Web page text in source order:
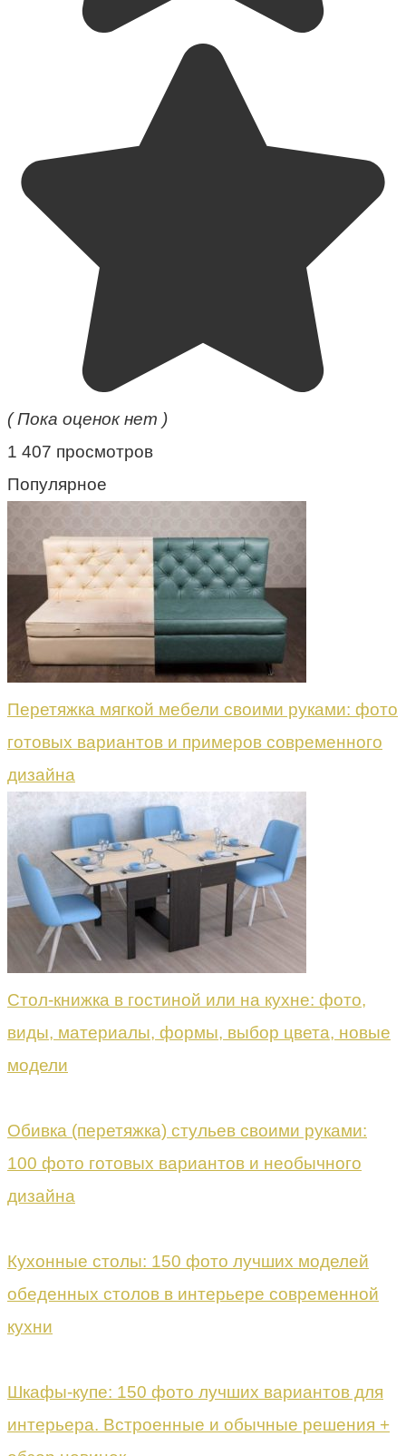
( Пока оценок нет )
1 407 просмотров
Популярное
Перетяжка мягкой мебели своими руками: фото
готовых вариантов и примеров современного
дизайна
Стол-книжка в гостиной или на кухне: фото,
виды, материалы, формы, выбор цвета, новые
модели
Обивка (перетяжка) стульев своими руками:
100 фото готовых вариантов и необычного
дизайна
Кухонные столы: 150 фото лучших моделей
обеденных столов в интерьере современной
кухни
Шкафы-купе: 150 фото лучших вариантов для
интерьера. Встроенные и обычные решения +